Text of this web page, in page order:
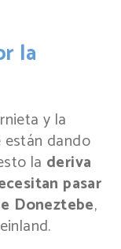
la
y la
están dando
la deriva
pasar
Doneztebe,